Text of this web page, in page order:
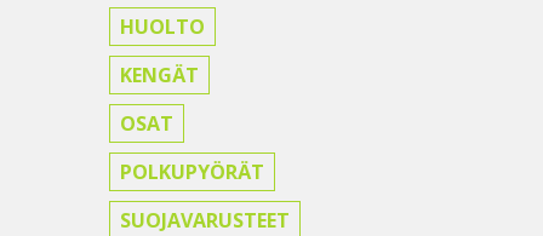
HUOLTO
KENGÄT
OSAT
POLKUPYÖRÄT
SUOJAVARUSTEET